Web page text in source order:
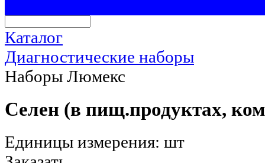
Каталог
Диагностические наборы
Наборы Люмекс
Селен (в пищ.продуктах,
Единицы измерения: шт